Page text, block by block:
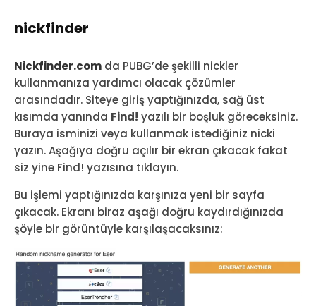
nickfinder
Nickfinder.com da PUBG’de şekilli nickler
kullanmanıza yardımcı olacak çözümler
arasındadır. Siteye giriş yaptığınızda, sağ üst
kısımda yanında Find! yazılı bir boşluk göreceksiniz.
Buraya isminizi veya kullanmak istediğiniz nicki
yazın. Aşağıya doğru açılır bir ekran çıkacak fakat
siz yine Find! yazısına tıklayın.
Bu işlemi yaptığınızda karşınıza yeni bir sayfa
çıkacak. Ekranı biraz aşağı doğru kaydırdığınızda
şöyle bir görüntüyle karşılaşacaksınız: